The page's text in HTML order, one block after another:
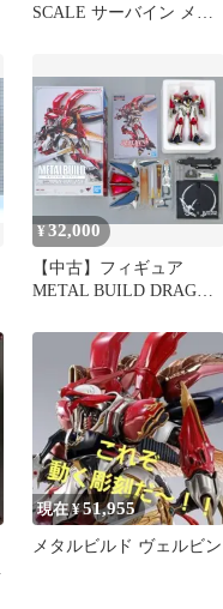
SCALE サーバイン メタ
¥32,000
【中古】フィギュア
METAL BUILD DRAGON
国近衛騎士団長仕様)
「聖戦士ダンバイン」 魂
ウェブ商店限定
現在 ¥51,955
メタルビルド ヴェルビン